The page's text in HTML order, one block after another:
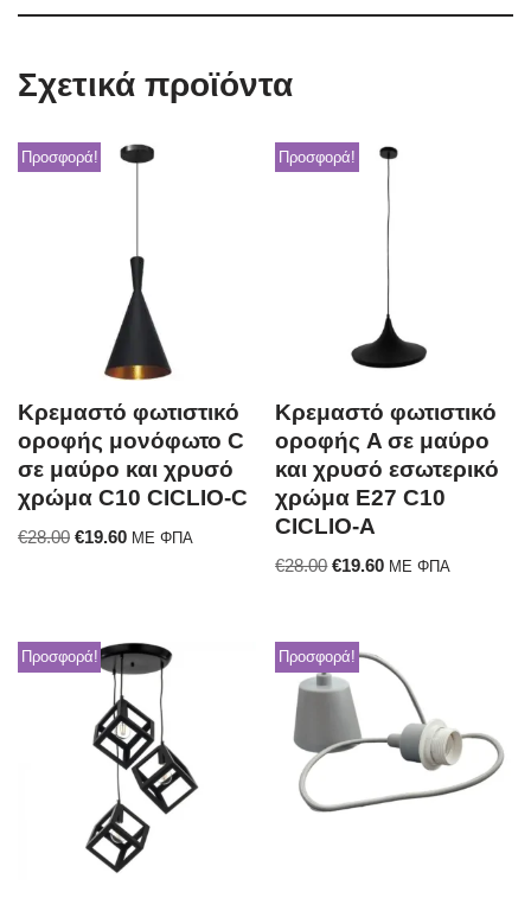
Σχετικά προϊόντα
Προσφορά!
Κρεμαστό φωτιστικό
οροφής μονόφωτο C
σε μαύρο και χρυσό
χρώμα C10 CICLIO-C
€28.00 €19.60 ΜΕ ΦΠΑ
Προσφορά!
Κρεμαστό φωτιστικό
οροφής A σε μαύρο
και χρυσό εσωτερικό
χρώμα E27 C10
CICLIO-A
€28.00 €19.60 ΜΕ ΦΠΑ
Προσφορά! Προσφορά!